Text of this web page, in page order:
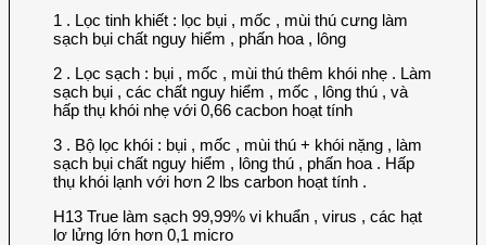
1 . Lọc tinh khiết : lọc bụi , mốc , mùi thú cưng làm
sạch bụi chất nguy hiểm , phấn hoa , lông
2 . Lọc sạch : bụi , mốc , mùi thú thêm khói nhẹ . Làm
sạch bụi , các chất nguy hiểm , mốc , lông thú , và
hấp thụ khói nhẹ với 0,66 cacbon hoạt tính
3 . Bộ lọc khói : bụi , mốc , mùi thú + khói nặng , làm
sạch bụi chất nguy hiểm , lông thú , phấn hoa . Hấp
thụ khói lạnh với hơn 2 lbs carbon hoạt tính .
H13 True làm sạch 99,99% vi khuẩn , virus , các hạt
lơ lửng lớn hơn 0,1 micro